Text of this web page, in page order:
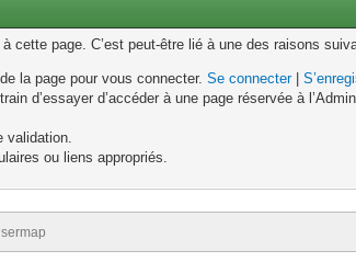
cette page. C’est peut-être lié à une des raisons
la page pour vous connecter.Se connecter|
d’essayer d’accéder à une page réservée à
validation.
ou liens appropriés.